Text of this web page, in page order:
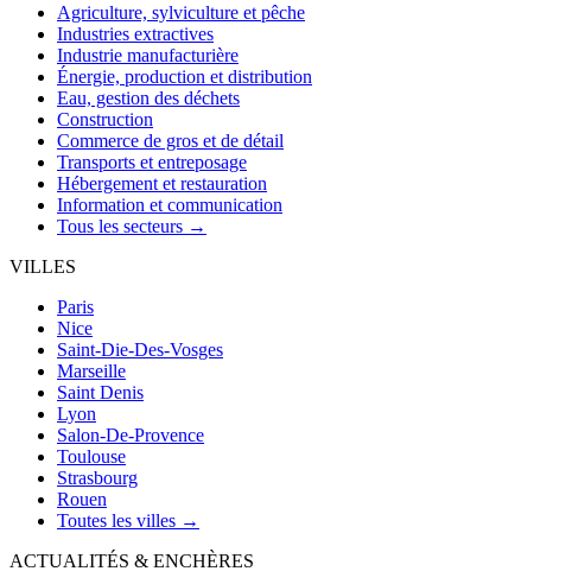
Agriculture, sylviculture et pêche
Industries extractives
Industrie manufacturière
Énergie, production et distribution
Eau, gestion des déchets
Construction
Commerce de gros et de détail
Transports et entreposage
Hébergement et restauration
Information et communication
Tous les secteurs →
VILLES
Paris
Nice
Saint-Die-Des-Vosges
Marseille
Saint Denis
Lyon
Salon-De-Provence
Toulouse
Strasbourg
Rouen
Toutes les villes →
ACTUALITÉS & ENCHÈRES